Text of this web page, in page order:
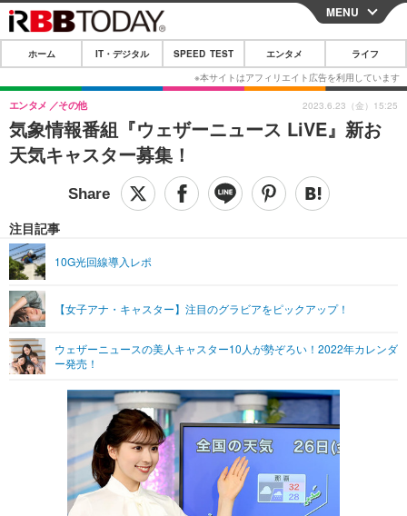
CLOSE
ホーム
IT・デジタル
IT・デジタルTOP スマートフォン
ショッピング その他
SPEED TEST
エンタメTOP 映画・ドラマ
グラビア ブログ
ショッピング その他
ライフTOP
リリース一覧
プッシュ通知の停止方法
MENU
ホーム IT・デジタル SPEED TEST エンタメ ライフ
気象情報番組『ウェザーニュース LiVE』新お
天気キャスター募集！
エンタメ その他
注目記事
10G光回線導入レポ
【女子アナ・キャスター】注目のグラビアをピックアップ！
ウェザーニュースの美人キャスター10人が勢ぞろい！2022年カレンダ
ー発売！
2023.6.23（金）15:25